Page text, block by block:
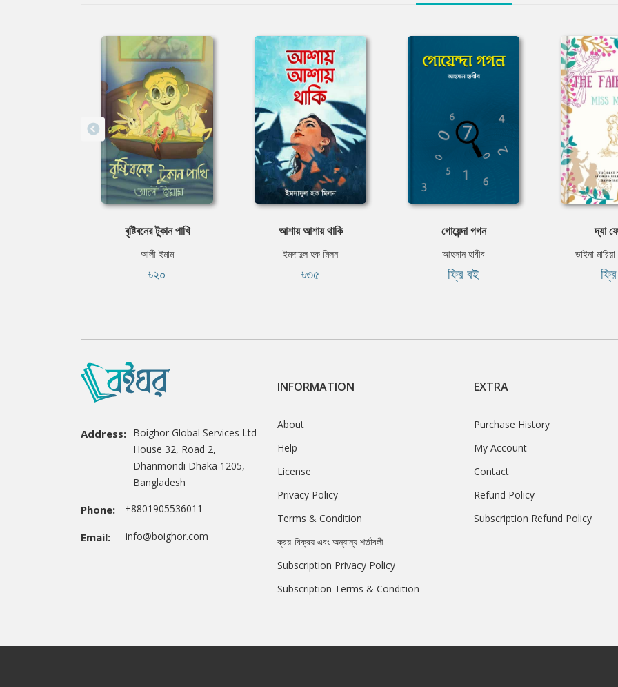
বৃষ্টিবনের টুকান পাখি
আলী ইমাম
৳২০
আশায় আশায় থাকি
ইমদাদুল হক মিলন
৳৩৫
গোয়েন্দা গগন
আহসান হাবীব
ফ্রি বই
দ্যা
ডাইনা
Address: Boighor Global Services Ltd
House 32, Road 2,
Dhanmondi Dhaka 1205,
Bangladesh
Phone: +8801905536011
Email: info@boighor.com
INFORMATION
About
Help
License
Privacy Policy
Terms & Condition
ক্রয়-বিক্রয় এবং অন্যান্য শর্তাবলী
Subscription Privacy Policy
Subscription Terms & Condition
EXTRA
Purchase History
My Account
Contact
Refund Policy
Subscription Refund Policy